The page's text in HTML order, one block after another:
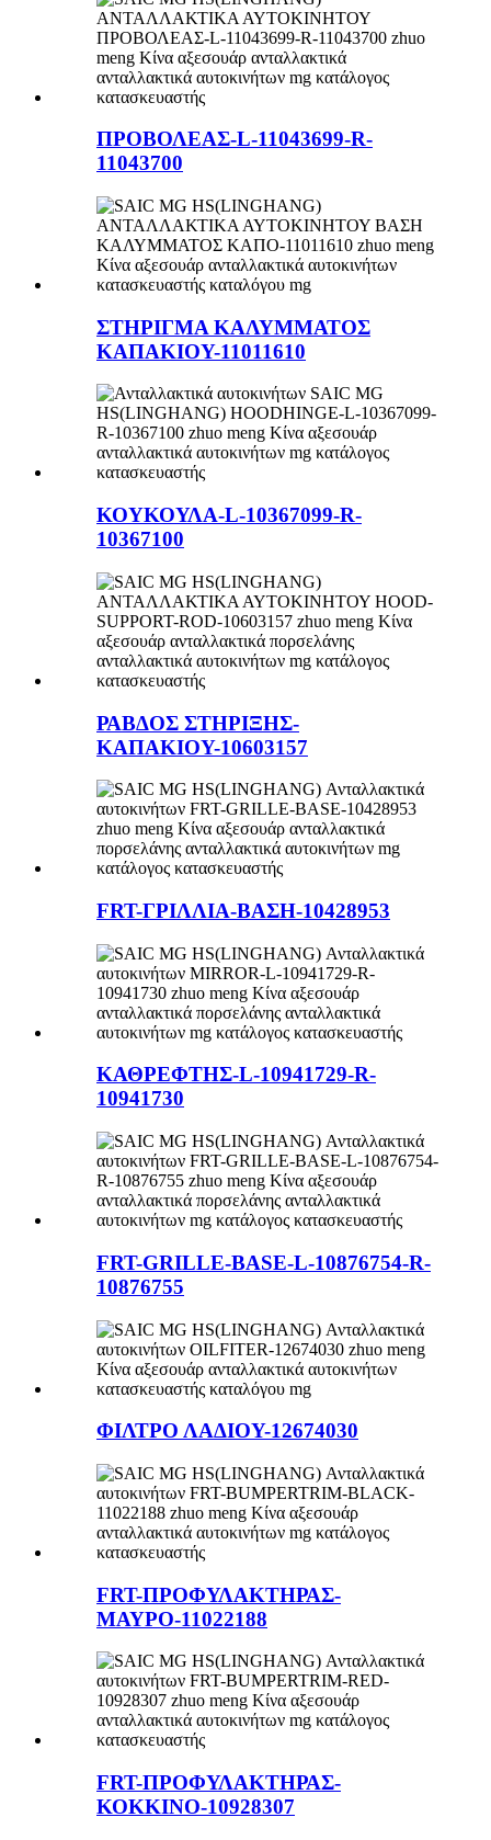
ΠΡΟΒΟΛΕΑΣ-L-11043699-R-
11043700
ΣΤΗΡΙΓΜΑ ΚΑΛΥΜΜΑΤΟΣ
ΚΑΠΑΚΙΟΥ-11011610
ΚΟΥΚΟΥΛΑ-L-10367099-R-
10367100
ΡΑΒΔΟΣ ΣΤΗΡΙΞΗΣ-
ΚΑΠΑΚΙΟΥ-10603157
FRT-ΓΡΙΛΛΙΑ-ΒΑΣΗ-10428953
ΚΑΘΡΕΦΤΗΣ-L-10941729-R-
10941730
FRT-GRILLE-BASE-L-10876754-R-
10876755
ΦΙΛΤΡΟ ΛΑΔΙΟΥ-12674030
FRT-ΠΡΟΦΥΛΑΚΤΗΡΑΣ-
ΜΑΥΡΟ-11022188
FRT-ΠΡΟΦΥΛΑΚΤΗΡΑΣ-
ΚΟΚΚΙΝΟ-10928307